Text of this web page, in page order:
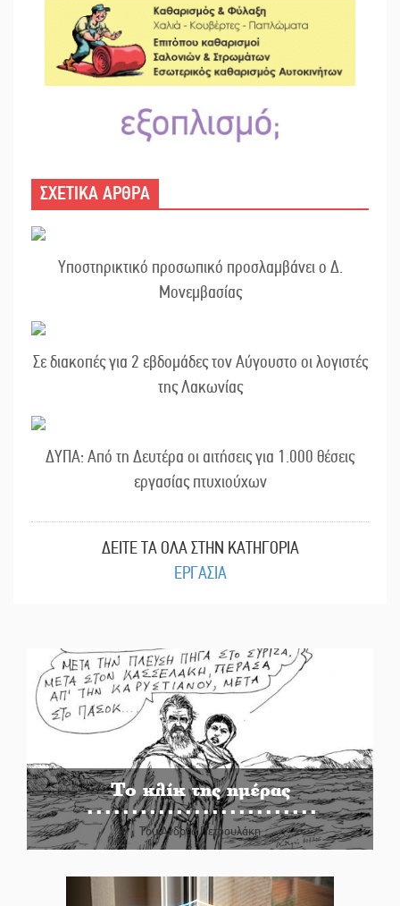
ΣΧΕΤΙΚΑ ΑΡΘΡΑ
Υποστηρικτικό προσωπικό προσλαμβάνει ο Δ.
Μονεμβασίας
Σε διακοπές για 2 εβδομάδες τον Αύγουστο οι λογιστές
της Λακωνίας
ΔΥΠΑ: Από τη Δευτέρα οι αιτήσεις για 1.000 θέσεις
εργασίας πτυχιούχων
ΔΕΙΤΕ ΤΑ ΟΛΑ ΣΤΗΝ ΚΑΤΗΓΟΡΙΑ
ΕΡΓΑΣΙΑ
Το κλίκ της ημέρας
Του Ανδρέα Πετρουλάκη